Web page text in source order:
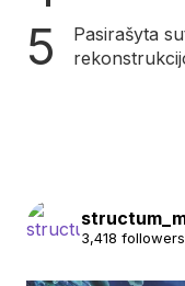
Pasirašyta
3,418 followers